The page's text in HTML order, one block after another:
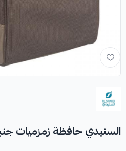
السنيدي حافظة زمزميات